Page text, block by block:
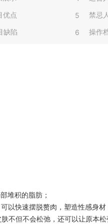
优点
缺陷
5 禁忌
6 操作
堆积的脂肪；
以快速摆脱赘肉，塑造性感身
不但不会松弛，还可以让原本